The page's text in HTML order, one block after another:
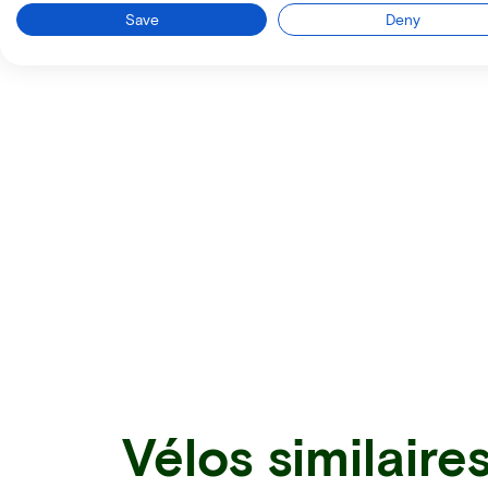
Vélos
Save Deny